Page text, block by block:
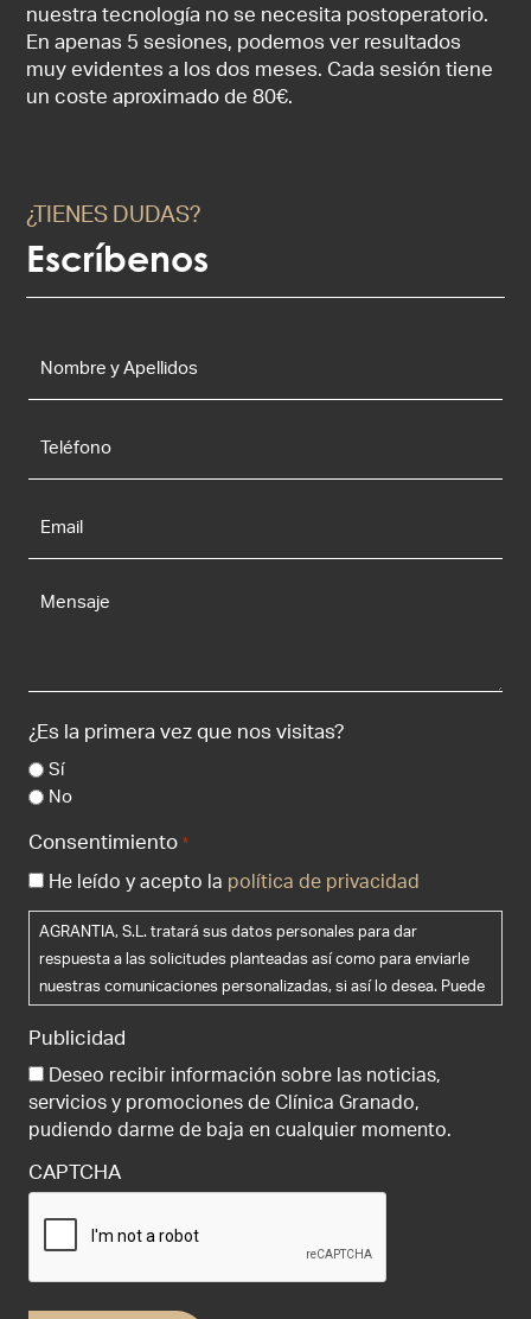
nuestra tecnología no se necesita postoperatorio.
En apenas 5 sesiones, podemos ver resultados
muy evidentes a los dos meses. Cada sesión tiene
un coste aproximado de 80€.
¿TIENES DUDAS?
Escríbenos
¿Es la primera vez que nos visitas?
Sí
No
Consentimiento *
He leído y acepto la política de privacidad
AGRANTIA, S.L. tratará sus datos personales para dar
respuesta a las solicitudes planteadas así como para enviarle
nuestras comunicaciones personalizadas, si así lo desea. Puede
portabilidad de sus datos, de limitación y oposición a su
tratamiento, así como a no ser objeto de decisiones basadas
únicamente en el tratamiento automatizado de sus datos,
cuando procedan, en la dirección de correo electrónico
política de privacidad antes de proporcionarnos sus datos
Publicidad
Deseo recibir información sobre las noticias,
servicios y promociones de Clínica Granado,
pudiendo darme de baja en cualquier momento.
CAPTCHA